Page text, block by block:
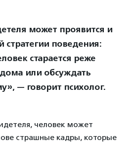
может проявится и
стратегии поведения:
старается реже
или обсуждать
— говорит психолог.
человек может
страшные кадры, которые